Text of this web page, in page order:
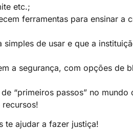
etc.;
ferramentas para ensinar a
de usar e que a
a segurança, com opções de
“primeiros passos” no mundo
te ajudar a fazer justiça!